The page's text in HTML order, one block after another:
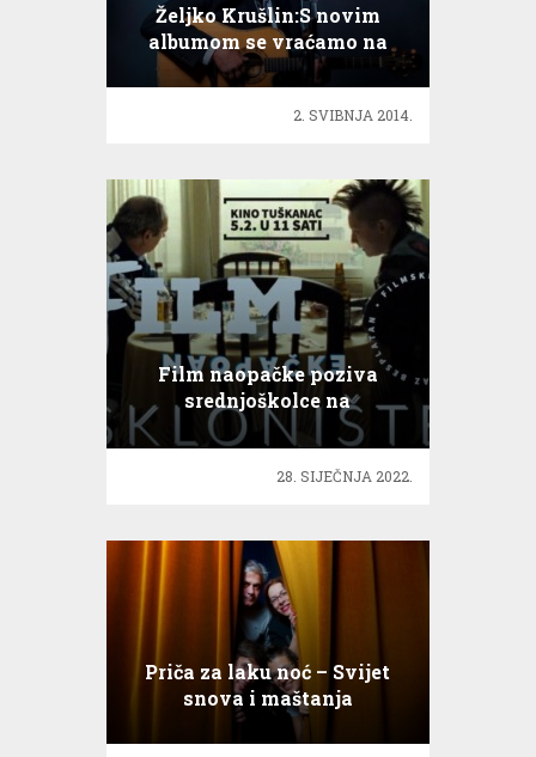
Željko Krušlin:S novim
albumom se vraćamo na
glazbenu scenu
2. SVIBNJA 2014.
Film naopačke poziva
srednjoškolce na
istraživanje filmske režije s
velikim R
28. SIJEČNJA 2022.
Priča za laku noć – Svijet
snova i maštanja